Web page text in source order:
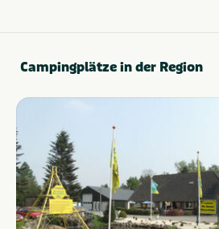
Campingplätze in der Region